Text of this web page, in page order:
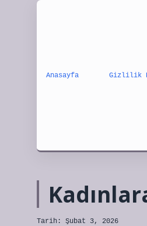
Anasayfa Gizlilik
Tarih: Şubat 3, 2026